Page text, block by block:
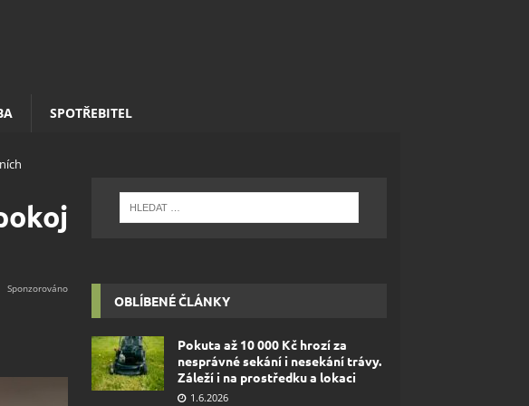
SPOTŘEBITEL
OBLÍBENÉ ČLÁNKY
Pokuta až 10 000 Kč hrozí za
nesprávné sekání i nesekání trávy.
Záleží i na prostředku a lokaci
1.6.2026